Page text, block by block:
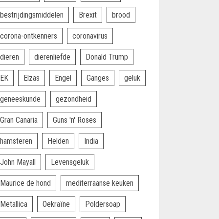
bestrijdingsmiddelen Brexit brood
corona-ontkenners coronavirus
dieren dierenliefde Donald Trump
EK Elzas Engel Ganges geluk
geneeskunde gezondheid
Gran Canaria Guns 'n' Roses
hamsteren Helden India
John Mayall Levensgeluk
Maurice de hond mediterraanse keuken
Metallica Oekraïne Poldersoap